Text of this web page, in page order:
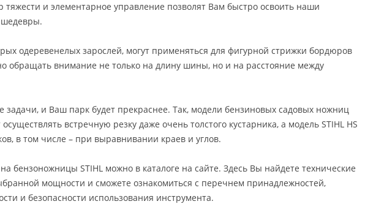
и элементарное управление позволят Вам быстро освоить наши
шедевры.
одеревенелых зарослей, могут применяться для фигурной стрижки бордюров
обращать внимание не только на длину шины, но и на расстояние между
и Ваш парк будет прекраснее. Так, модели бензиновых садовых ножниц
встречную резку даже очень толстого кустарника, а модель STIHL HS
в том числе – при выравнивании краев и углов.
бензоножницы STIHL можно в каталоге на сайте. Здесь Вы найдете технические
мощности и сможете ознакомиться с перечнем принадлежностей,
и безопасности использования инструмента.